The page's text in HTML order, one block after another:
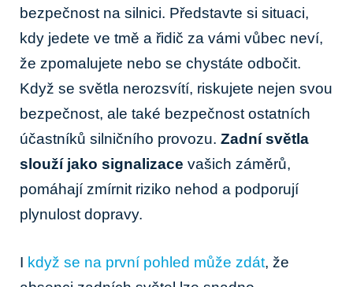
bezpečnost na silnici. ‌Představte si ⁣situaci,​
kdy​ jedete ve tmě a řidič za vámi‍ vůbec neví,
že zpomalujete nebo se chystáte odbočit.
Když se světla nerozsvítí, ‍riskujete nejen svou
bezpečnost, ale také bezpečnost ostatních
účastníků silničního provozu. Zadní světla
slouží jako signalizace vašich záměrů,
‍pomáhají zmírnit riziko nehod‍ a podporují
plynulost dopravy.
I když se na první pohled může zdát, že